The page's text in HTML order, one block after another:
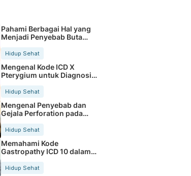
Pahami Berbagai Hal yang
Menjadi Penyebab Buta
Hidup Sehat
Mengenal Kode ICD X
Pterygium untuk Diagnosis
Hidup Sehat
Mengenal Penyebab dan
Gejala Perforation pada
Tubuh
Hidup Sehat
Memahami Kode
Gastropathy ICD 10 dalam
Rekam Medis Pasien
Hidup Sehat